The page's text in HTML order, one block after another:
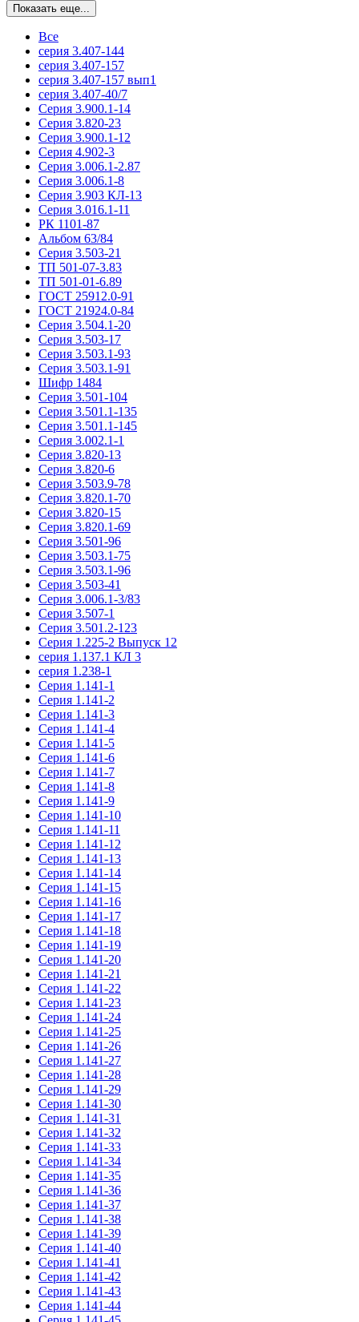
Показать еще...
Все
серия 3.407-144
серия 3.407-157
серия 3.407-157 вып1
серия 3.407-40/7
Серия 3.900.1-14
Серия 3.820-23
Серия 3.900.1-12
Серия 4.902-3
Серия 3.006.1-2.87
Серия 3.006.1-8
Серия 3.903 КЛ-13
Серия 3.016.1-11
РК 1101-87
Альбом 63/84
Серия 3.503-21
ТП 501-07-3.83
ТП 501-01-6.89
ГОСТ 25912.0-91
ГОСТ 21924.0-84
Серия 3.504.1-20
Серия 3.503-17
Серия 3.503.1-93
Серия 3.503.1-91
Шифр 1484
Серия 3.501-104
Серия 3.501.1-135
Серия 3.501.1-145
Серия 3.002.1-1
Серия 3.820-13
Серия 3.820-6
Серия 3.503.9-78
Серия 3.820.1-70
Серия 3.820-15
Серия 3.820.1-69
Серия 3.501-96
Серия 3.503.1-75
Серия 3.503.1-96
Серия 3.503-41
Серия 3.006.1-3/83
Серия 3.507-1
Серия 3.501.2-123
Серия 1.225-2 Выпуск 12
серия 1.137.1 КЛ 3
серия 1.238-1
Серия 1.141-1
Серия 1.141-2
Серия 1.141-3
Серия 1.141-4
Серия 1.141-5
Серия 1.141-6
Серия 1.141-7
Серия 1.141-8
Серия 1.141-9
Серия 1.141-10
Серия 1.141-11
Серия 1.141-12
Серия 1.141-13
Серия 1.141-14
Серия 1.141-15
Серия 1.141-16
Серия 1.141-17
Серия 1.141-18
Серия 1.141-19
Серия 1.141-20
Серия 1.141-21
Серия 1.141-22
Серия 1.141-23
Серия 1.141-24
Серия 1.141-25
Серия 1.141-26
Серия 1.141-27
Серия 1.141-28
Серия 1.141-29
Серия 1.141-30
Серия 1.141-31
Серия 1.141-32
Серия 1.141-33
Серия 1.141-34
Серия 1.141-35
Серия 1.141-36
Серия 1.141-37
Серия 1.141-38
Серия 1.141-39
Серия 1.141-40
Серия 1.141-41
Серия 1.141-42
Серия 1.141-43
Серия 1.141-44